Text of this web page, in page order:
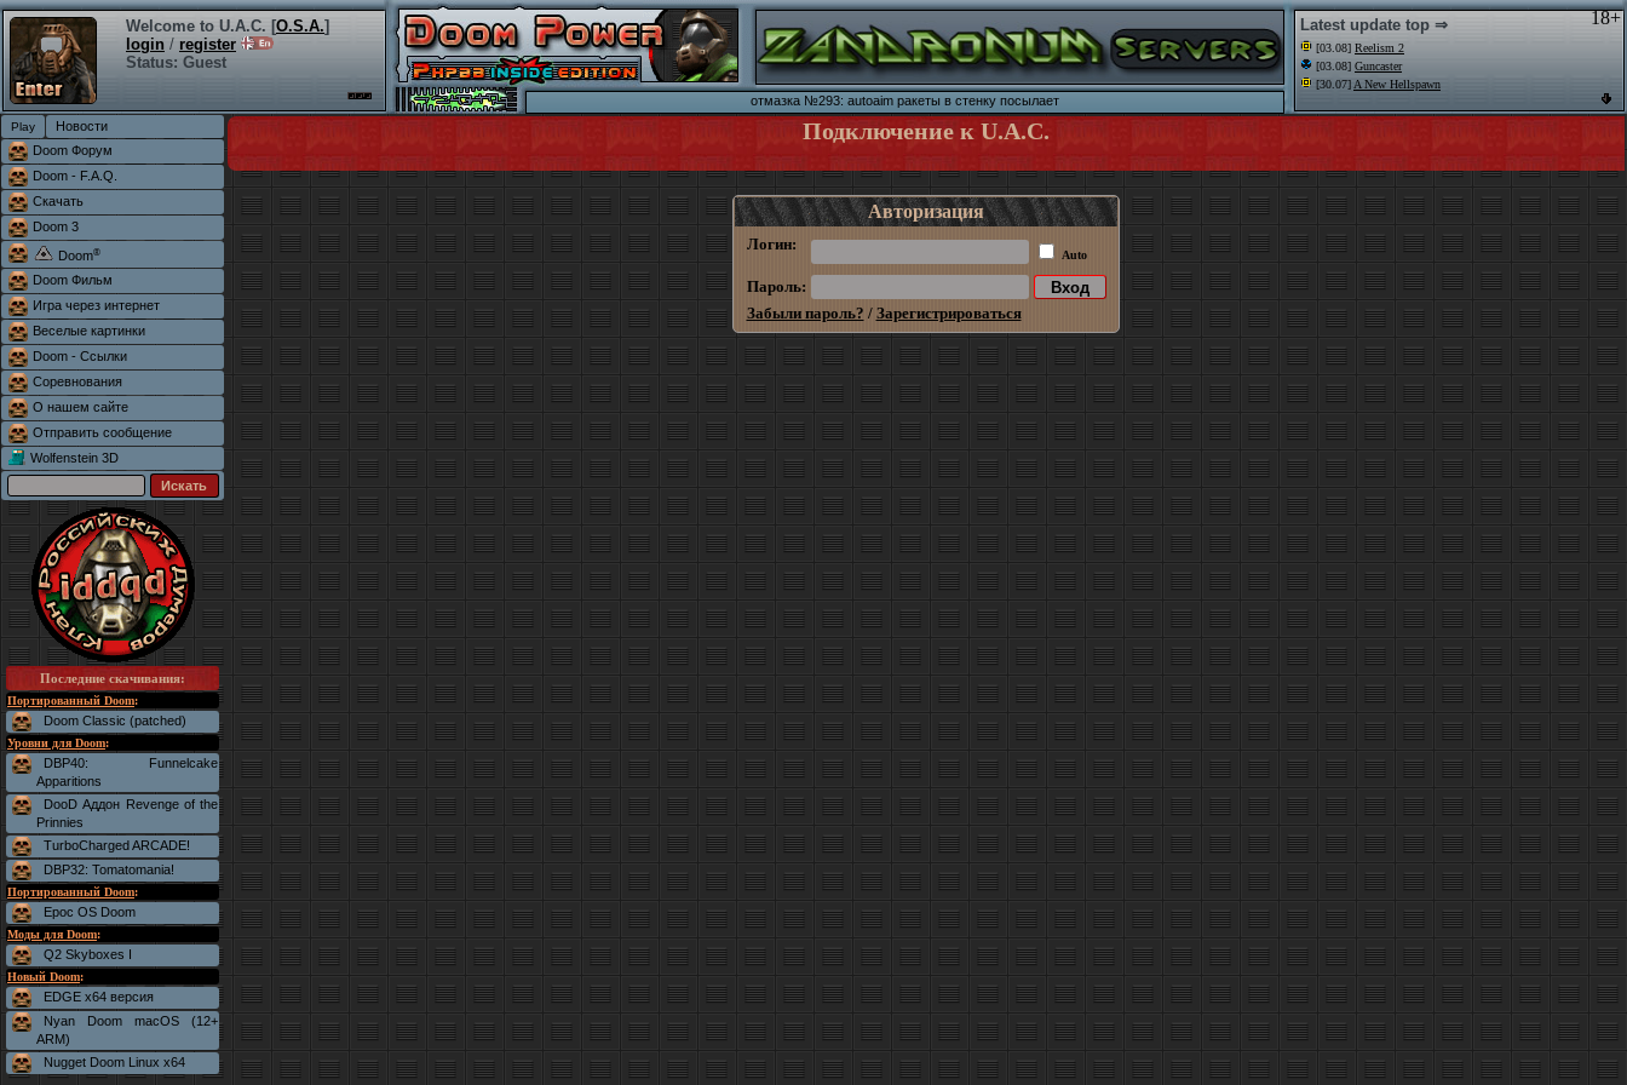
18+
Welcome to U.A.C. [O.S.A.]
login / register
Status: Guest
Latest update top ⇒
[03.08] Reelism 2
[03.08] Guncaster
[30.07] A New Hellspawn
отмазка №293: autoaim ракеты в стенку посылает
Новости
Doom Форум
Doom - F.A.Q.
Скачать
Doom 3
Doom®
Doom Фильм
Игра через интернет
Веселые картинки
Doom - Ссылки
Соревнования
О нашем сайте
Отправить сообщение
Wolfenstein 3D
Последние скачивания:
Портированный Doom:
Doom Classic (patched)
Уровни для Doom:
DBP40: Funnelcake
Apparitions
DooD Аддон Revenge of the
Prinnies
TurboCharged ARCADE!
DBP32: Tomatomania!
Портированный Doom:
Epoc OS Doom
Моды для Doom:
Q2 Skyboxes I
Новый Doom:
EDGE x64 версия
Nyan Doom macOS (12+
ARM)
Nugget Doom Linux x64
Подключение к U.A.C.
Авторизация
Логин:
Auto
Пароль:
Забыли пароль? / Зарегистрироваться